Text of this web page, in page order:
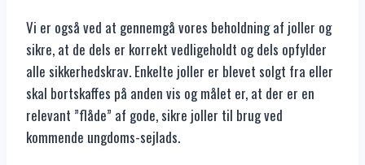
Vi er også ved at gennemgå vores beholdning af joller og
sikre, at de dels er korrekt vedligeholdt og dels opfylder
alle sikkerhedskrav. Enkelte joller er blevet solgt fra eller
skal bortskaffes på anden vis og målet er, at der er en
relevant ”flåde” af gode, sikre joller til brug ved
kommende ungdoms-sejlads.